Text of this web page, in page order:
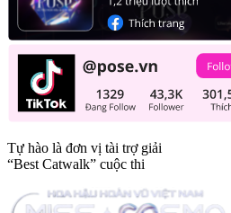
Tự hào là đơn vị tài trợ giải
“Best Catwalk” cuộc thi